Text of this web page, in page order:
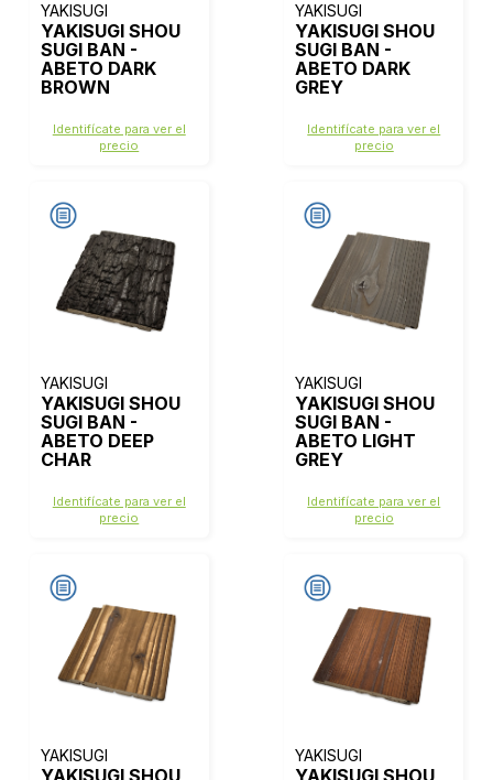
YAKISUGI
YAKISUGI SHOU
SUGI BAN -
ABETO DARK
BROWN
Identifícate para ver el
precio
YAKISUGI
YAKISUGI SHOU
SUGI BAN -
ABETO DARK
GREY
Identifícate para ver el
precio
YAKISUGI
YAKISUGI SHOU
SUGI BAN -
ABETO DEEP
CHAR
Identifícate para ver el
precio
YAKISUGI
YAKISUGI SHOU
SUGI BAN -
ABETO LIGHT
GREY
Identifícate para ver el
precio
YAKISUGI
YAKISUGI SHOU
YAKISUGI
YAKISUGI SHOU